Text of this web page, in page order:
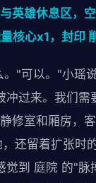
英雄休息区，
核心x1，封印
"可以。"小瑶
过来。我们需
修室和厢房，
还留着扩张时
到 庭院 的"脉